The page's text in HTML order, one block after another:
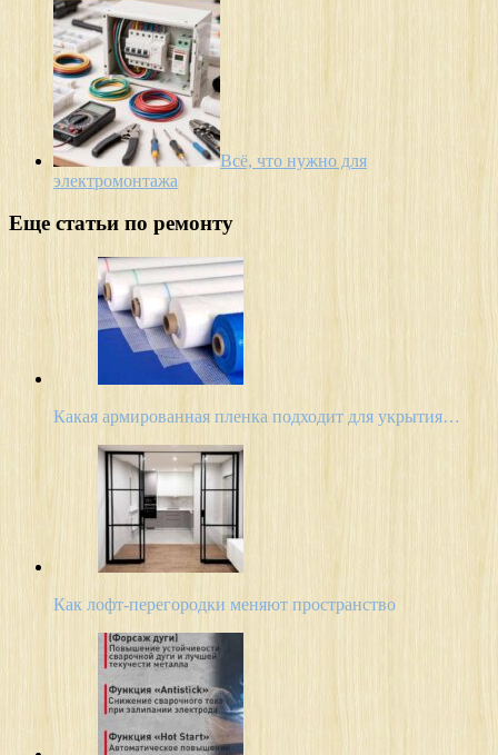
Всё, что нужно для
электромонтажа
Еще статьи по ремонту
Какая армированная пленка подходит для укрытия…
Как лофт-перегородки меняют пространство